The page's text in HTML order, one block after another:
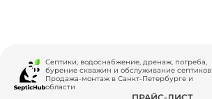
Септики, водоснабжение, дренаж, погреба,
бурение скважин и обслуживание септиков
Продажа-монтаж в Санкт-Петербурге и
области